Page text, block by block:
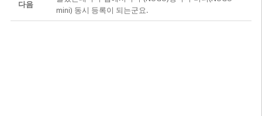
다음
mini) 동시 등록이 되는군요.